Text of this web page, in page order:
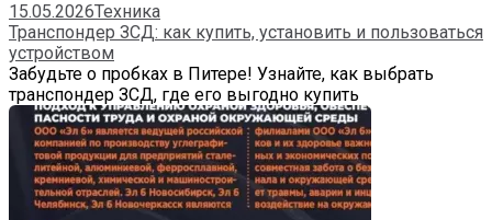
15.05.2026Техника
Транспондер ЗСД: как купить, установить и пользоваться
устройством
Забудьте о пробках в Питере! Узнайте, как выбрать
транспондер ЗСД, где его выгодно купить